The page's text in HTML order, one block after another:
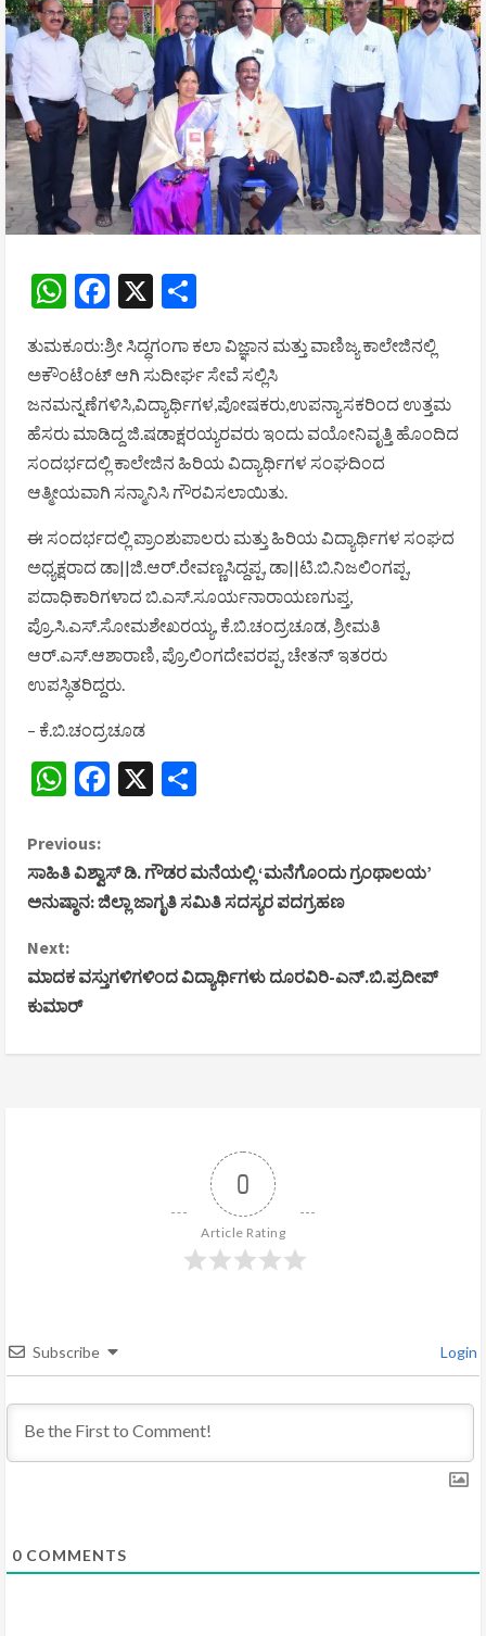
WhatsApp
Facebook
X
ತುಮಕೂರು:ಶ್ರೀ ಸಿದ್ಧಗಂಗಾ ಕಲಾ ವಿಜ್ಞಾನ ಮತ್ತು ವಾಣಿಜ್ಯ ಕಾಲೇಜಿನಲ್ಲಿ
ಅಕೌಂಟೆಂಟ್ ಆಗಿ ಸುದೀರ್ಘ ಸೇವೆ ಸಲ್ಲಿಸಿ
ಜನಮನ್ನಣೆಗಳಿಸಿ,ವಿದ್ಯಾರ್ಥಿಗಳ,ಪೋಷಕರು,ಉಪನ್ಯಾಸಕರಿಂದ ಉತ್ತಮ
ಹೆಸರು ಮಾಡಿದ್ದ ಜಿ.ಷಡಾಕ್ಷರಯ್ಯರವರು ಇಂದು ವಯೋನಿವೃತ್ತಿ ಹೊಂದಿದ
ಸಂದರ್ಭದಲ್ಲಿ ಕಾಲೇಜಿನ ಹಿರಿಯ ವಿದ್ಯಾರ್ಥಿಗಳ ಸಂಘದಿಂದ
ಆತ್ಮೀಯವಾಗಿ ಸನ್ಮಾನಿಸಿ ಗೌರವಿಸಲಾಯಿತು.
ಈ ಸಂದರ್ಭದಲ್ಲಿ ಪ್ರಾಂಶುಪಾಲರು ಮತ್ತು ಹಿರಿಯ ವಿದ್ಯಾರ್ಥಿಗಳ ಸಂಘದ
ಅಧ್ಯಕ್ಷರಾದ ಡಾ||ಜಿ.ಆರ್.ರೇವಣ್ಣಸಿದ್ದಪ್ಪ, ಡಾ||ಟಿ.ಬಿ.ನಿಜಲಿಂಗಪ್ಪ,
ಪದಾಧಿಕಾರಿಗಳಾದ ಬಿ.ಎಸ್.ಸೂರ್ಯನಾರಾಯಣಗುಪ್ತ,
ಪ್ರೊ.ಸಿ.ಎಸ್.ಸೋಮಶೇಖರಯ್ಯ, ಕೆ.ಬಿ.ಚಂದ್ರಚೂಡ, ಶ್ರೀಮತಿ
ಆರ್.ಎಸ್.ಆಶಾರಾಣಿ, ಪ್ರೊ.ಲಿಂಗದೇವರಪ್ಪ, ಚೇತನ್ ಇತರರು
ಉಪಸ್ಥಿತರಿದ್ದರು.
– ಕೆ.ಬಿ.ಚಂದ್ರಚೂಡ
WhatsApp
Facebook
X
C
o
n
t
d
i
n
Previous:
ಸಾಹಿತಿ ವಿಶ್ವಾಸ್ ಡಿ. ಗೌಡರ ಮನೆಯಲ್ಲಿ ‘ಮನೆಗೊಂದು ಗ್ರಂಥಾಲಯ’
ಅನುಷ್ಠಾನ: ಜಿಲ್ಲಾ ಜಾಗೃತಿ ಸಮಿತಿ ಸದಸ್ಯರ ಪದಗ್ರಹಣ
Next:
ಮಾದಕ ವಸ್ತುಗಳಿಗಳಿಂದ ವಿದ್ಯಾರ್ಥಿಗಳು ದೂರವಿರಿ-ಎನ್.ಬಿ.ಪ್ರದೀಪ್
ಕುಮಾರ್
0
Article Rating
Subscribe Login
0 COMMENTS